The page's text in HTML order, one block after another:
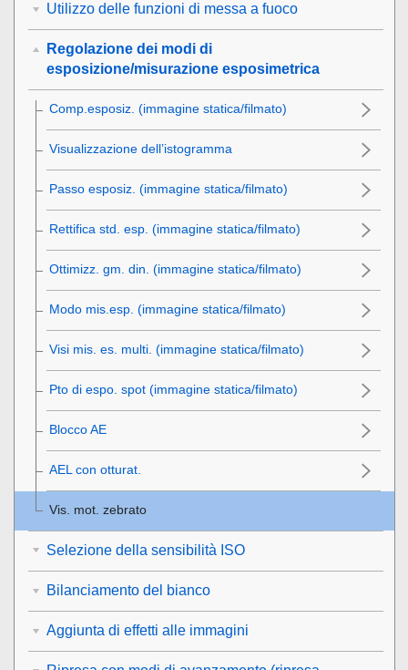
Utilizzo delle funzioni di messa a fuoco
Regolazione dei modi di
esposizione/misurazione esposimetrica
Comp.esposiz. (immagine statica/filmato)
Visualizzazione dell’istogramma
Passo esposiz. (immagine statica/filmato)
Rettifica std. esp. (immagine statica/filmato)
Ottimizz. gm. din. (immagine statica/filmato)
Modo mis.esp. (immagine statica/filmato)
Visi mis. es. multi. (immagine statica/filmato)
Pto di espo. spot (immagine statica/filmato)
Blocco AE
AEL con otturat.
Vis. mot. zebrato
Selezione della sensibilità ISO
Bilanciamento del bianco
Aggiunta di effetti alle immagini